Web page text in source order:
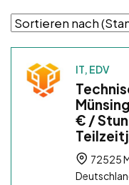
IT, EDV
€ /
72525